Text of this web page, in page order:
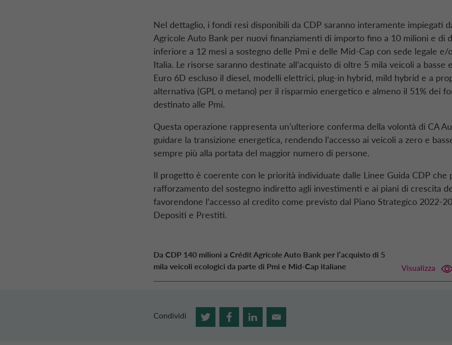
Nel dettaglio, i fondi resi disponibili da CDP saranno interamente impiegati
Agricole Auto Bank per nuovi finanziamenti di importo fino a 10 milioni e di
inferiore a 12 mesi a sostegno delle Pmi e delle Mid-Cap con sede legale e/
Italia. Le risorse saranno destinate all’acquisto di oltre 5 mila veicoli a basse
Euro 6D escluso il diesel, modelli elettrici, plug-in hybrid, mild hybrid e a
alternativa (GPL o metano) per il risparmio energetico e almeno il 51% dei
destinato alle Pmi.
Questa operazione rappresenta un’ulteriore conferma della volontà di CA
guidare la transizione energetica, rendendo l’accesso ai veicoli a zero e
sempre più alla portata del maggior numero di persone.
Il progetto è coerente con le priorità individuate dalle Linee Guida CDP che
rafforzamento del sostegno indiretto agli investimenti e ai piani di crescita
favorendone l’accesso al credito come previsto dal Piano Strategico 2022-
Depositi e Prestiti.
Da CDP 140 milioni a Crédit Agricole Auto Bank per l’acquisto di 5
mila veicoli ecologici da parte di Pmi e Mid-Cap italiane
Visualizza
Condividi